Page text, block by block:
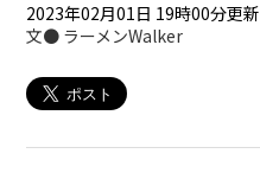
2023年02月01日 19時00分更新
文● ラーメンWalker